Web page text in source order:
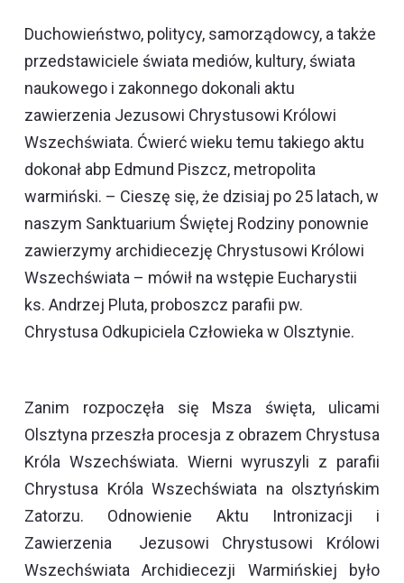
Duchowieństwo, politycy, samorządowcy, a także
przedstawiciele świata mediów, kultury, świata
naukowego i zakonnego dokonali aktu
zawierzenia Jezusowi Chrystusowi Królowi
Wszechświata. Ćwierć wieku temu takiego aktu
dokonał abp Edmund Piszcz, metropolita
warmiński. – Cieszę się, że dzisiaj po 25 latach, w
naszym Sanktuarium Świętej Rodziny ponownie
zawierzymy archidiecezję Chrystusowi Królowi
Wszechświata – mówił na wstępie Eucharystii
ks. Andrzej Pluta, proboszcz parafii pw.
Chrystusa Odkupiciela Człowieka w Olsztynie.
Zanim rozpoczęła się Msza święta, ulicami
Olsztyna przeszła procesja z obrazem Chrystusa
Króla Wszechświata. Wierni wyruszyli z parafii
Chrystusa Króla Wszechświata na olsztyńskim
Zatorzu. Odnowienie Aktu Intronizacji i
Zawierzenia Jezusowi Chrystusowi Królowi
Wszechświata Archidiecezji Warmińskiej było